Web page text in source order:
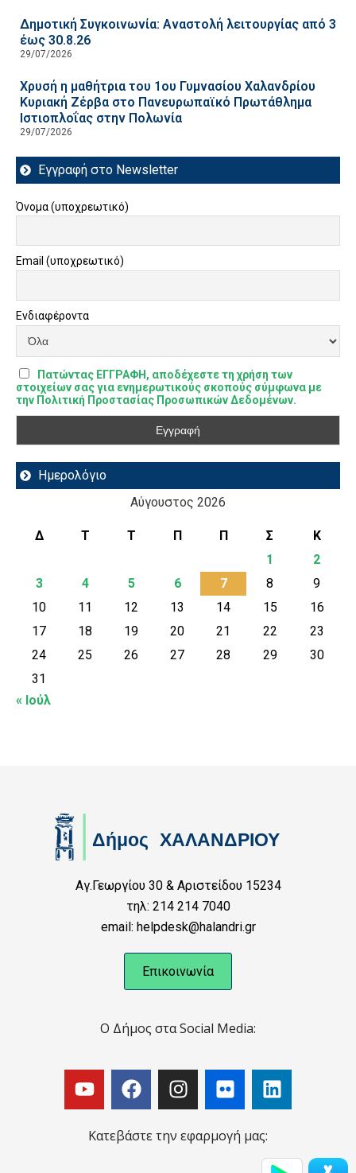
Δημοτική Συγκοινωνία: Αναστολή λειτουργίας από 3
έως 30.8.26
29/07/2026
Χρυσή η μαθήτρια του 1ου Γυμνασίου Χαλανδρίου
Κυριακή Ζέρβα στο Πανευρωπαϊκό Πρωτάθλημα
Ιστιοπλοΐας στην Πολωνία
29/07/2026
Εγγραφή στο Newsletter
Όνομα (υποχρεωτικό)
Email (υποχρεωτικό)
Ενδιαφέροντα
Πατώντας ΕΓΓΡΑΦΗ, αποδέχεστε τη χρήση των
στοιχείων σας για ενημερωτικούς σκοπούς σύμφωνα με
την Πολιτική Προστασίας Προσωπικών Δεδομένων.
Ημερολόγιο
Αύγουστος 2026
Δ Τ Τ Π Π Σ
Κ
1
2
3
4 5 6 7 8
9
10
11 12 13 14 15
16
17
18 19 20 21 22
23
24
25 26 27 28 29
30
31
« Ιούλ
Αγ.Γεωργίου 30 & Αριστείδου 15234
τηλ: 214 214 7040
email: helpdesk@halandri.gr
Επικοινωνία
Ο Δήμος στα Social Media:
Κατεβάστε την εφαρμογή μας: